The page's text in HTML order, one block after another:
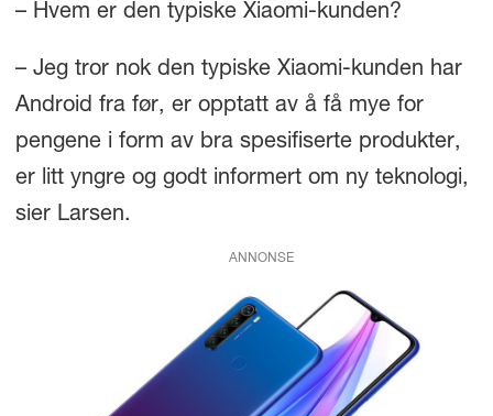
– Hvem er den typiske Xiaomi-kunden?
– Jeg tror nok den typiske Xiaomi-kunden har
Android fra før, er opptatt av å få mye for
pengene i form av bra spesifiserte produkter,
er litt yngre og godt informert om ny teknologi,
sier Larsen.
ANNONSE